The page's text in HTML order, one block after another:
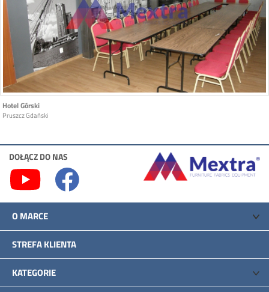
Hotel Górski
Pruszcz Gdański
DOŁĄCZ DO NAS
O MARCE
STREFA KLIENTA
KATEGORIE